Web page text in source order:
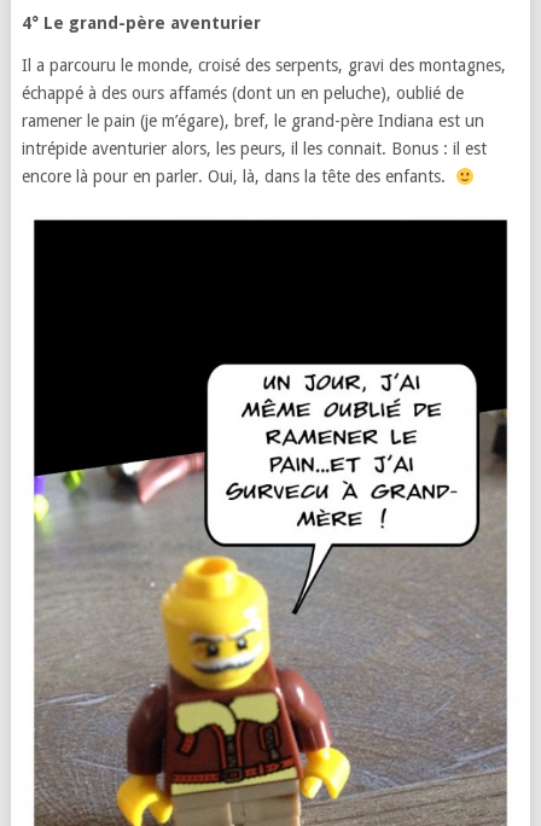
4° Le grand-père aventurier
Il a parcouru le monde, croisé des serpents, gravi des montagnes,
échappé à des ours affamés (dont un en peluche), oublié de
ramener le pain (je m’égare), bref, le grand-père Indiana est un
intrépide aventurier alors, les peurs, il les connait. Bonus : il est
encore là pour en parler. Oui, là, dans la tête des enfants.